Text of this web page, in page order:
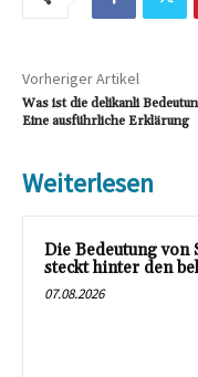
Vorheriger Artikel
Was ist die delikanli
Eine ausführliche Erklärung
Weiterlesen
Die Bedeutung von
steckt hinter den
07.08.2026